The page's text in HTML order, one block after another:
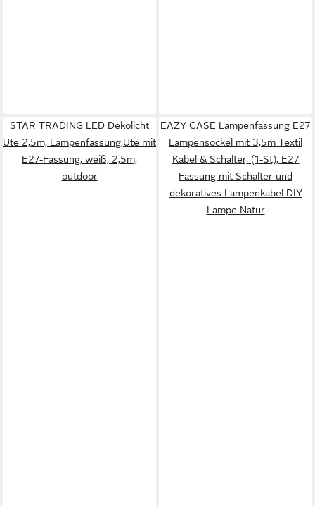
STAR TRADING LED Dekolicht
Ute 2,5m, Lampenfassung,Ute mit
E27-Fassung, weiß, 2,5m,
outdoor
EAZY CASE Lampenfassung E27
Lampensockel mit 3,5m Textil
Kabel & Schalter, (1-St), E27
Fassung mit Schalter und
dekoratives Lampenkabel DIY
Lampe Natur